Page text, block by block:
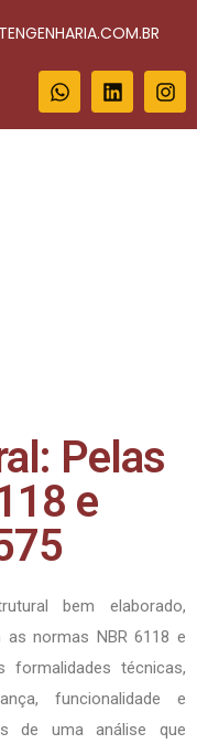
Pelas
e
bem elaborado,
normas NBR 6118 e
formalidades técnicas,
funcionalidade e
de uma análise que